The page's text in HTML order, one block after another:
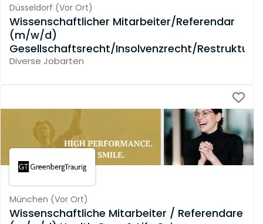
Düsseldorf (Vor Ort)
Wissenschaftlicher Mitarbeiter/Referendar
(m/w/d)
Gesellschaftsrecht/Insolvenzrecht/
Diverse Jobarten
München (Vor Ort)
Wissenschaftliche Mitarbeiter / Referendare